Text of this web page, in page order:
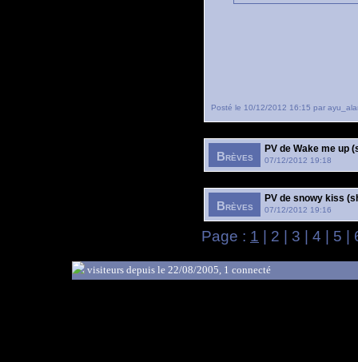
Posté le 10/12/2012 16:15 par
Brèves
PV de Wake me up
07/12/2012 19:18
Brèves
PV de snowy kiss
07/12/2012 19:16
Page : 1 | 2 | 3 | 4 | 5 |
visiteurs depuis le 22/08/2005, 1 connecté